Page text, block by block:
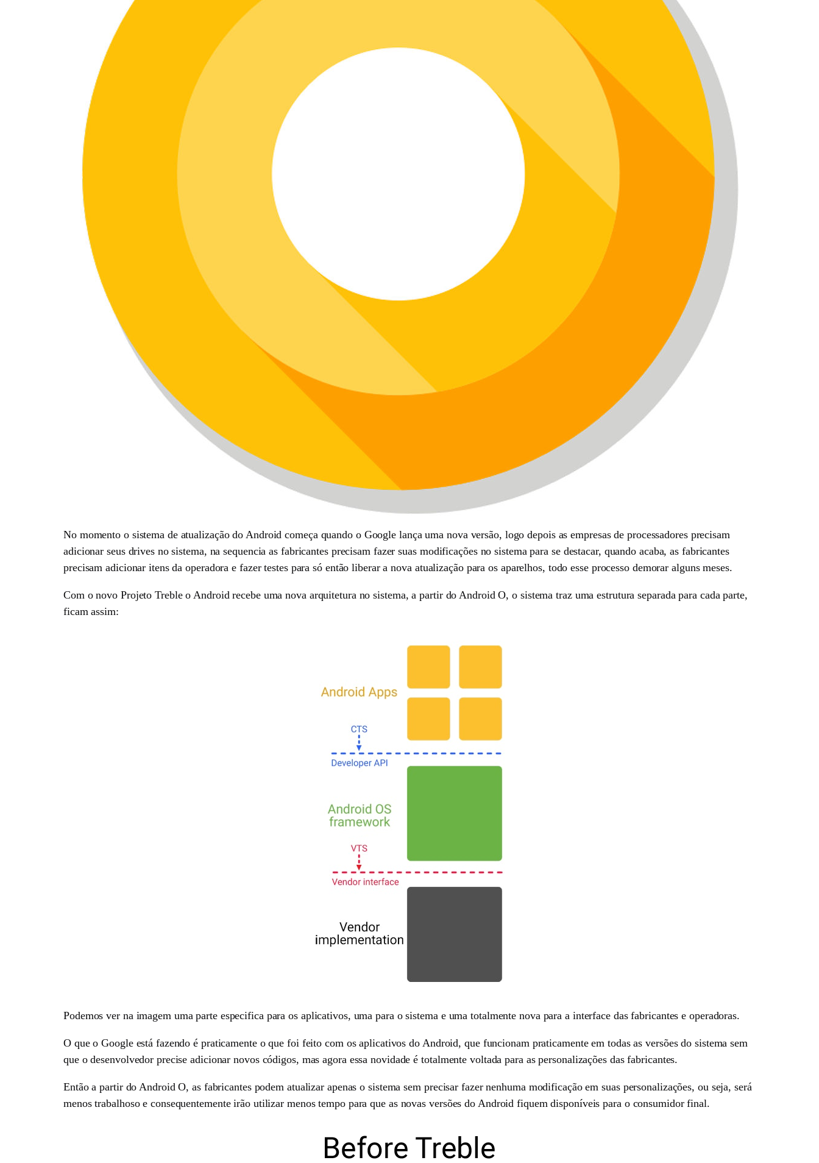
No momento o sistema de atualização do Android começa quando o Google lança uma nova versão, logo depois as empresas de processadores precisam
adicionar seus drives no sistema, na sequencia as fabricantes precisam fazer suas modificações no sistema para se destacar, quando acaba, as fabricantes
precisam adicionar itens da operadora e fazer testes para só então liberar a nova atualização para os aparelhos, todo esse processo demorar alguns meses.
Com o novo Projeto Treble o Android recebe uma nova arquitetura no sistema, a partir do Android O, o sistema traz uma estrutura separada para cada parte,
ficam assim:
Podemos ver na imagem uma parte especifica para os aplicativos, uma para o sistema e uma totalmente nova para a interface das fabricantes e operadoras.
O que o Google está fazendo é praticamente o que foi feito com os aplicativos do Android, que funcionam praticamente em todas as versões do sistema sem
que o desenvolvedor precise adicionar novos códigos, mas agora essa novidade é totalmente voltada para as personalizações das fabricantes.
Então a partir do Android O, as fabricantes podem atualizar apenas o sistema sem precisar fazer nenhuma modificação em suas personalizações, ou seja, será
menos trabalhoso e consequentemente irão utilizar menos tempo para que as novas versões do Android fiquem disponíveis para o consumidor final.